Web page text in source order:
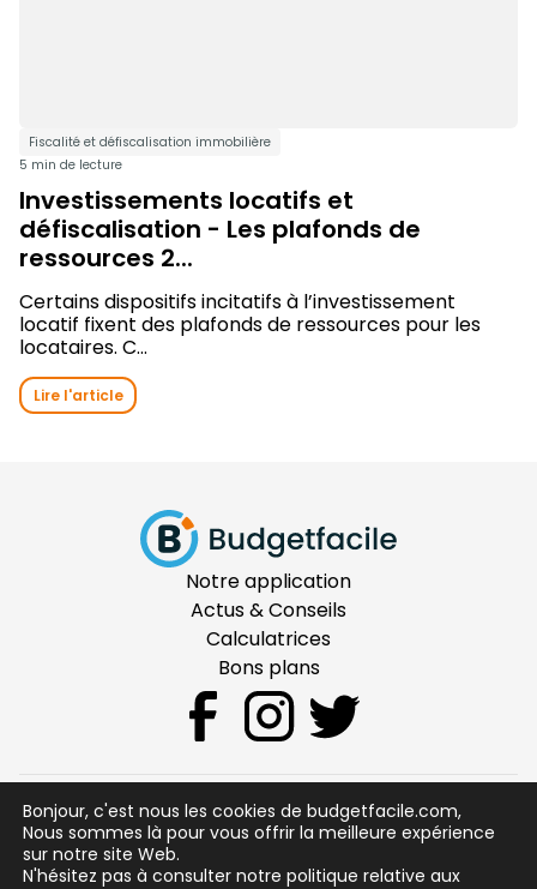
Fiscalité et défiscalisation immobilière
5 min de lecture
Investissements locatifs et
défiscalisation - Les plafonds de
ressources 2...
Certains dispositifs incitatifs à l’investissement
locatif fixent des plafonds de ressources pour les
locataires. C...
Lire l'article
Notre application
Actus & Conseils
Calculatrices
Bons plans
CGU
Mentions Légales
Bonjour, c'est nous les cookies de budgetfacile.com,
Nous sommes là pour vous offrir la meilleure expérience
sur notre site Web.
N'hésitez pas à consulter notre politique relative aux